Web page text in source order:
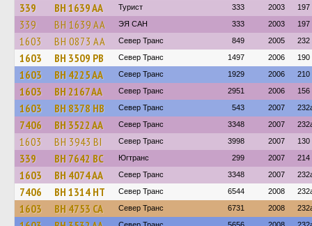
339 BH 1639 AA Турист 333 2003 197
339 BH 1639 AA ЭЯ САН 333 2003 197
1603 BH 0873 AA Север Транс 849 2005 232
1603 BH 3509 PB Север Транс 1497 2006 190
1603 BH 4225 AA Север Транс 1929 2006 210
1603 BH 2167 AA Север Транс 2951 2006 156
1603 BH 8378 HB Север Транс 543 2007
7406 BH 3522 AA Север Транс 3348 2007
1603 BH 3943 BI Север Транс 3998 2007 130
339 BH 7642 BC Югтранс 299 2007 214
1603 BH 4074 AA Север Транс 3348 2007
7406 BH 1314 HT Север Транс 6544 2008
1603 BH 4753 CA Север Транс 6731 2008